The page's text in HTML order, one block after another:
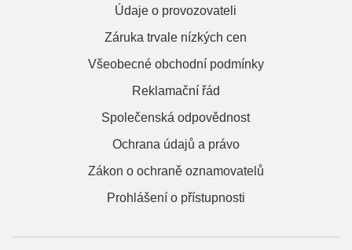
Údaje o provozovateli
Záruka trvale nízkých cen
Všeobecné obchodní podmínky
Reklamační řád
Společenská odpovědnost
Ochrana údajů a právo
Zákon o ochraně oznamovatelů
Prohlášení o přístupnosti